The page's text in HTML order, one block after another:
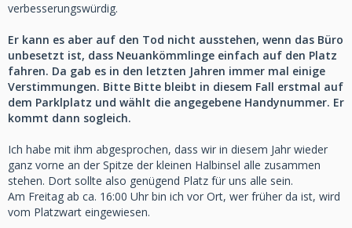
verbesserungswürdig.
Er kann es aber auf den Tod nicht ausstehen, wenn das Büro
unbesetzt ist, dass Neuankömmlinge einfach auf den Platz
fahren. Da gab es in den letzten Jahren immer mal einige
Verstimmungen. Bitte Bitte bleibt in diesem Fall erstmal auf
dem Parklplatz und wählt die angegebene Handynummer. Er
kommt dann sogleich.
Ich habe mit ihm abgesprochen, dass wir in diesem Jahr wieder
ganz vorne an der Spitze der kleinen Halbinsel alle zusammen
stehen. Dort sollte also genügend Platz für uns alle sein.
Am Freitag ab ca. 16:00 Uhr bin ich vor Ort, wer früher da ist, wird
vom Platzwart eingewiesen.